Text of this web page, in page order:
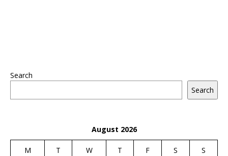
Search
Search
August 2026
M T W T F S S